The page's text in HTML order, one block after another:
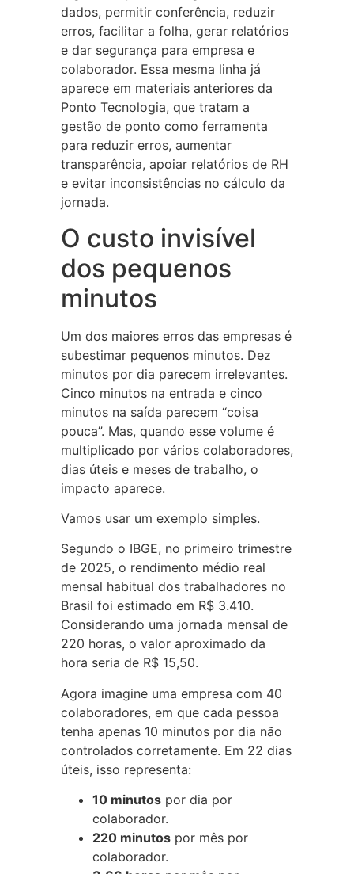
dados, permitir conferência, reduzir
erros, facilitar a folha, gerar relatórios
e dar segurança para empresa e
colaborador. Essa mesma linha já
aparece em materiais anteriores da
Ponto Tecnologia, que tratam a
gestão de ponto como ferramenta
para reduzir erros, aumentar
transparência, apoiar relatórios de RH
e evitar inconsistências no cálculo da
jornada.
O custo invisível
dos pequenos
minutos
Um dos maiores erros das empresas é
subestimar pequenos minutos. Dez
minutos por dia parecem irrelevantes.
Cinco minutos na entrada e cinco
minutos na saída parecem “coisa
pouca”. Mas, quando esse volume é
multiplicado por vários colaboradores,
dias úteis e meses de trabalho, o
impacto aparece.
Vamos usar um exemplo simples.
Segundo o IBGE, no primeiro trimestre
de 2025, o rendimento médio real
mensal habitual dos trabalhadores no
Brasil foi estimado em R$ 3.410.
Considerando uma jornada mensal de
220 horas, o valor aproximado da
hora seria de R$ 15,50.
Agora imagine uma empresa com 40
colaboradores, em que cada pessoa
tenha apenas 10 minutos por dia não
controlados corretamente. Em 22 dias
úteis, isso representa:
10 minutospor dia por
colaborador.
220 minutospor mês por
colaborador.